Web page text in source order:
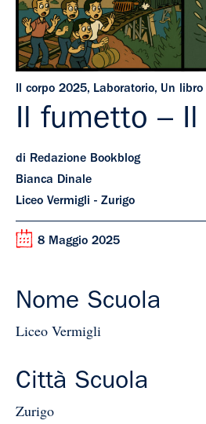
Il corpo 2025, Laboratorio, Un
Il fumetto – Il
di Redazione Bookblog
Bianca Dinale
Liceo Vermigli - Zurigo
8 Maggio 2025
Nome Scuola
Liceo Vermigli
Città Scuola
Zurigo